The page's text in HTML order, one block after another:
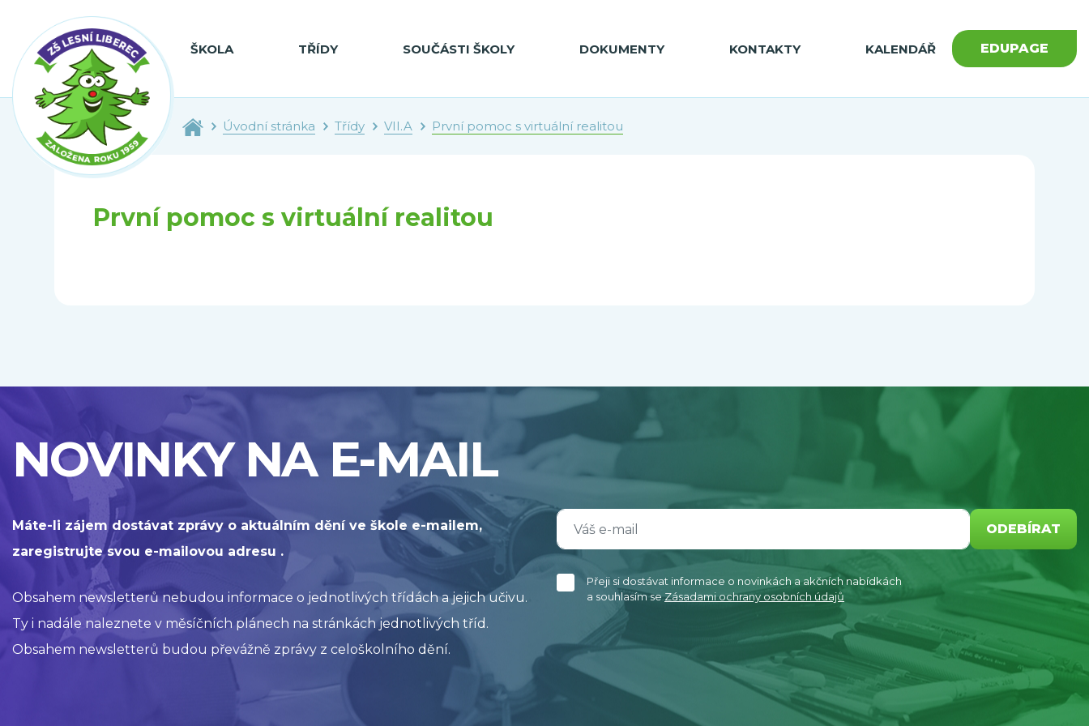
ŠKOLA TŘÍDY SOUČÁSTI ŠKOLY DOKUMENTY KONTAKTY KALENDÁŘ EDUPAGE
Úvodní stránka Třídy VII.A První pomoc s virtuální realitou
První pomoc s virtuální realitou
NOVINKY NA E-MAIL
Máte-li zájem dostávat zprávy o aktuálním dění ve škole e-mailem,
zaregistrujte svou e-mailovou adresu .
Obsahem newsletterů nebudou informace o jednotlivých třídách a jejich učivu.
Ty i nadále naleznete v měsíčních plánech na stránkách jednotlivých tříd.
Obsahem newsletterů budou převážně zprávy z celoškolního dění.
ODEBÍRAT
Přeji si dostávat informace o novinkách a akčních nabídkách
a souhlasím seZásadami ochrany osobních údajů